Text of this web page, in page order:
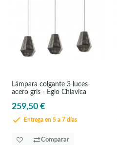
Lámpara colgante 3 luces
acero gris - Eglo Chiavica
259,50 €
Entrega en 5 a 7 días
Comparar